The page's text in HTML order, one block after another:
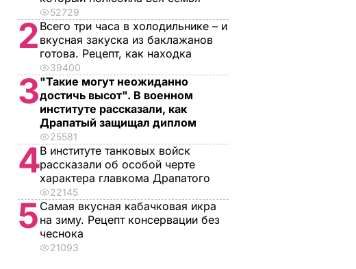
52729
2 Всего три часа в холодильнике – и
вкусная закуска из баклажанов
готова. Рецепт, как находка
39400
3"Такие могут неожиданно
достичь высот". В военном
институте рассказали, как
Драпатый защищал диплом
25581
4В институте танковых войск
рассказали об особой черте
характера главкома Драпатого
22145
5 Самая вкусная кабачковая икра
на зиму. Рецепт консервации без
чеснока
21093